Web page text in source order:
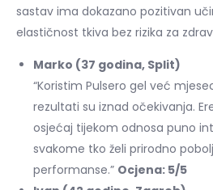
sastav ima dokazano pozitivan
elastičnost tkiva bez rizika za
Marko (37 godina, Split)
“Koristim Pulsero gel već
rezultati su iznad očekivanja.
osjećaj tijekom odnosa puno
svakome tko želi prirodno
performanse.” Ocjena: 5/5